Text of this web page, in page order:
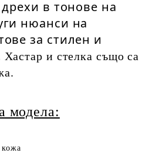
в тонове на
нюанси на
за стилен и
Хастар и стелка също са
модела:
кожа